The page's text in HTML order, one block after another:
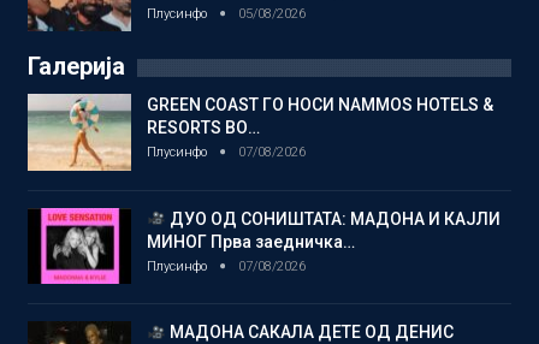
Плусинфо 05/08/2026
Галерија
GREEN COAST ГО НОСИ NAMMOS HOTELS &
RESORTS ВО…
Плусинфо 07/08/2026
ДУО ОД СОНИШТАТА: МАДОНА И КАЈЛИ
МИНОГ Прва заедничка…
Плусинфо 07/08/2026
МАДОНА САКАЛА ДЕТЕ ОД ДЕНИС